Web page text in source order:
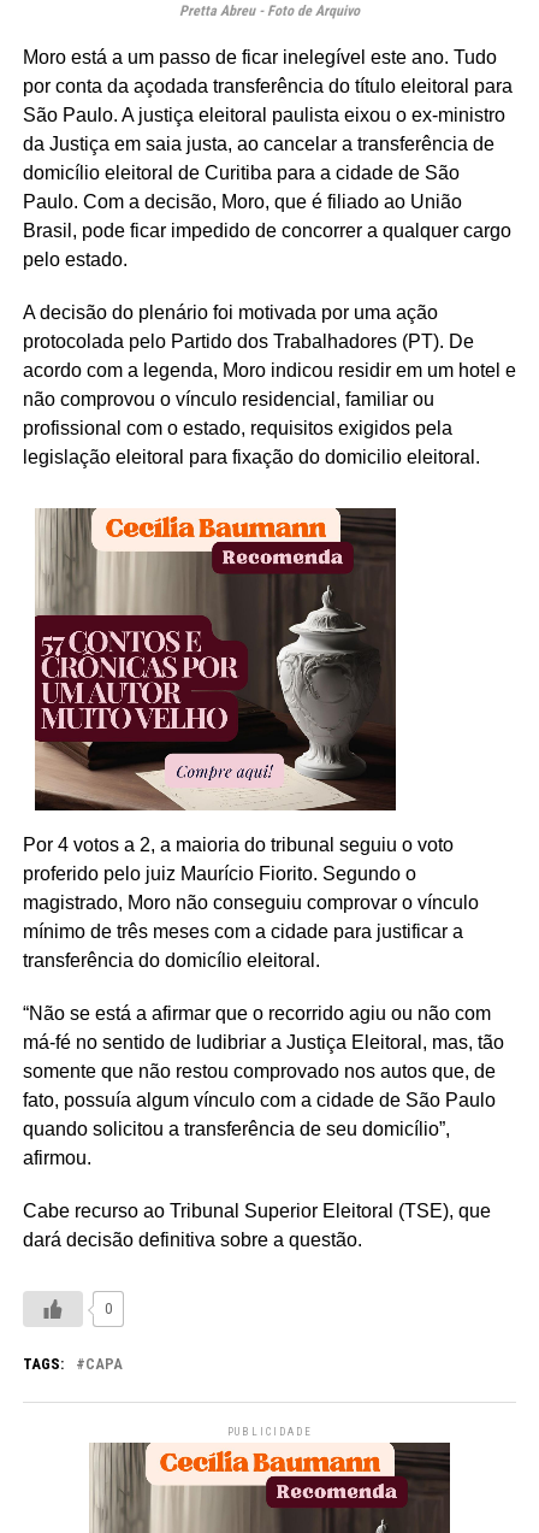
Pretta Abreu - Foto de Arquivo
Moro está a um passo de ficar inelegível este ano. Tudo
por conta da açodada transferência do título eleitoral para
São Paulo. A justiça eleitoral paulista eixou o ex-ministro
da Justiça em saia justa, ao cancelar a transferência de
domicílio eleitoral de Curitiba para a cidade de São
Paulo. Com a decisão, Moro, que é filiado ao União
Brasil, pode ficar impedido de concorrer a qualquer cargo
pelo estado.
A decisão do plenário foi motivada por uma ação
protocolada pelo Partido dos Trabalhadores (PT). De
acordo com a legenda, Moro indicou residir em um hotel e
não comprovou o vínculo residencial, familiar ou
profissional com o estado, requisitos exigidos pela
legislação eleitoral para fixação do domicilio eleitoral.
Por 4 votos a 2, a maioria do tribunal seguiu o voto
proferido pelo juiz Maurício Fiorito. Segundo o
magistrado, Moro não conseguiu comprovar o vínculo
mínimo de três meses com a cidade para justificar a
transferência do domicílio eleitoral.
“Não se está a afirmar que o recorrido agiu ou não com
má-fé no sentido de ludibriar a Justiça Eleitoral, mas, tão
somente que não restou comprovado nos autos que, de
fato, possuía algum vínculo com a cidade de São Paulo
quando solicitou a transferência de seu domicílio”,
afirmou.
Cabe recurso ao Tribunal Superior Eleitoral (TSE), que
dará decisão definitiva sobre a questão.
0
TAGS: CAPA
PUBLICIDADE